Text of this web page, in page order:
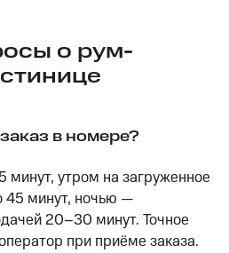
о рум-
в номере?
утром на загруженное
45 минут, ночью —
20–30 минут. Точное
при приёме заказа.